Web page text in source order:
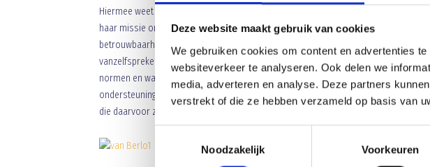
Deze website maakt gebruik van cookies
We gebruiken cookies om content en advertenties
websiteverkeer te analyseren. Ook delen we
media, adverteren en analyse. Deze partners
verstrekt of die ze hebben verzameld op basis van
Noodzakelijk
Voorkeuren
Hiermee weet Van Berlo belangrijke toevoegingen te doen aan de eigen producten.
haar missie om steeds opnieuw, en specifiek gericht, een toegevoegde waarde te
betrouwbaarheid past met de bedrijfsprocessen, de leveringen en natuurlijk ook de
vanzelfsprekend. Mede hierdoor, en natuurlijk de hoge kwaliteitsnorm, kan hiermee
normen en waarden van Van Berlo bedrijfsvloeren hoog in het vaandel worden
ondersteuning aan het werk die steeds moeten leiden tot verbeterprocessen.Dat
die daarvoor zijn.